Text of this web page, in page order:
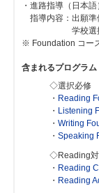
・進路指導（日本語
指導内容：出願準
学校選択に
※ Foundation コー
含まれるプログラム
◇選択必修
・ Reading
・
Listening
・ Writing
・ Speaking
◇Reading
・ Reading
・ Reading